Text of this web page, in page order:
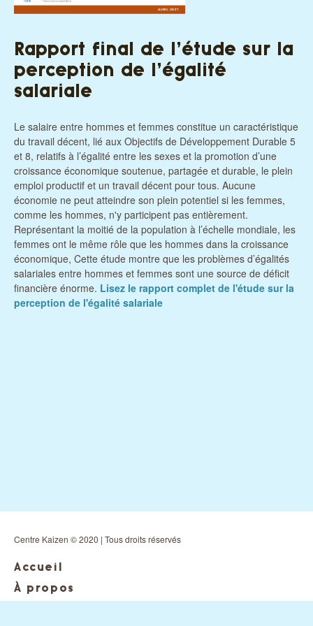
Rapport final de l’étude sur la
perception de l’égalité
salariale
Le salaire entre hommes et femmes constitue un caractéristique
du travail décent, lié aux Objectifs de Développement Durable 5
et 8, relatifs à l’égalité entre les sexes et la promotion d’une
croissance économique soutenue, partagée et durable, le plein
emploi productif et un travail décent pour tous. Aucune
économie ne peut atteindre son plein potentiel si les femmes,
comme les hommes, n'y participent pas entièrement.
Représentant la moitié de la population à l’échelle mondiale, les
femmes ont le même rôle que les hommes dans la croissance
économique, Cette étude montre que les problèmes d’égalités
salariales entre hommes et femmes sont une source de déficit
financière énorme. Lisez le rapport complet de l'étude sur la
perception de l'égalité salariale
Centre Kaizen © 2020 | Tous droits réservés
Accueil
À propos